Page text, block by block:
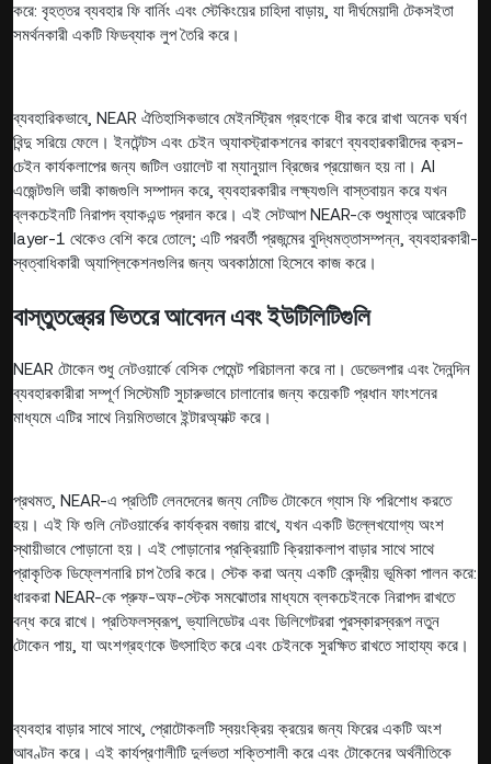
করে: বৃহত্তর ব্যবহার ফি বার্নিং এবং স্টেকিংয়ের চাহিদা বাড়ায়, যা দীর্ঘমেয়াদী টেকসইতা
সমর্থনকারী একটি ফিডব্যাক লুপ তৈরি করে।
ব্যবহারিকভাবে, NEAR ঐতিহাসিকভাবে মেইনস্ট্রিম গ্রহণকে ধীর করে রাখা অনেক ঘর্ষণ
বিন্দু সরিয়ে ফেলে। ইনটেন্টস এবং চেইন অ্যাবস্ট্রাকশনের কারণে ব্যবহারকারীদের ক্রস-
চেইন কার্যকলাপের জন্য জটিল ওয়ালেট বা ম্যানুয়াল ব্রিজের প্রয়োজন হয় না। AI
এজেন্টগুলি ভারী কাজগুলি সম্পাদন করে, ব্যবহারকারীর লক্ষ্যগুলি বাস্তবায়ন করে যখন
ব্লকচেইনটি নিরাপদ ব্যাকএন্ড প্রদান করে। এই সেটআপ NEAR-কে শুধুমাত্র আরেকটি
layer-1 থেকেও বেশি করে তোলে; এটি পরবর্তী প্রজন্মের বুদ্ধিমত্তাসম্পন্ন, ব্যবহারকারী-
স্বত্বাধিকারী অ্যাপ্লিকেশনগুলির জন্য অবকাঠামো হিসেবে কাজ করে।
বাস্তুতন্ত্রের ভিতরে আবেদন এবং ইউটিলিটিগুলি
NEAR টোকেন শুধু নেটওয়ার্কে বেসিক পেমেন্ট পরিচালনা করে না। ডেভেলপার এবং দৈনন্দিন
ব্যবহারকারীরা সম্পূর্ণ সিস্টেমটি সুচারুভাবে চালানোর জন্য কয়েকটি প্রধান ফাংশনের
মাধ্যমে এটির সাথে নিয়মিতভাবে ইন্টারঅ্যাক্ট করে।
প্রথমত, NEAR-এ প্রতিটি লেনদেনের জন্য নেটিভ টোকেনে গ্যাস ফি পরিশোধ করতে
হয়। এই ফি গুলি নেটওয়ার্কের কার্যক্রম বজায় রাখে, যখন একটি উল্লেখযোগ্য অংশ
স্থায়ীভাবে পোড়ানো হয়। এই পোড়ানোর প্রক্রিয়াটি ক্রিয়াকলাপ বাড়ার সাথে সাথে
প্রাকৃতিক ডিফ্লেশনারি চাপ তৈরি করে। স্টেক করা অন্য একটি কেন্দ্রীয় ভূমিকা পালন করে:
ধারকরা NEAR-কে প্রুফ-অফ-স্টেক সমঝোতার মাধ্যমে ব্লকচেইনকে নিরাপদ রাখতে
বন্ধ করে রাখে। প্রতিফলস্বরূপ, ভ্যালিডেটর এবং ডিলিগেটররা পুরস্কারস্বরূপ নতুন
টোকেন পায়, যা অংশগ্রহণকে উৎসাহিত করে এবং চেইনকে সুরক্ষিত রাখতে সাহায্য করে।
ব্যবহার বাড়ার সাথে সাথে, প্রোটোকলটি স্বয়ংক্রিয় ক্রয়ের জন্য ফিরের একটি অংশ
আবণ্টন করে। এই কার্যপ্রণালীটি দুর্লভতা শক্তিশালী করে এবং টোকেনের অর্থনীতিকে